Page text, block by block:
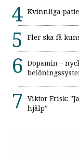
Kvinnliga
Fler ska få
Dopamin –
Viktor Frisk:
hjälp"